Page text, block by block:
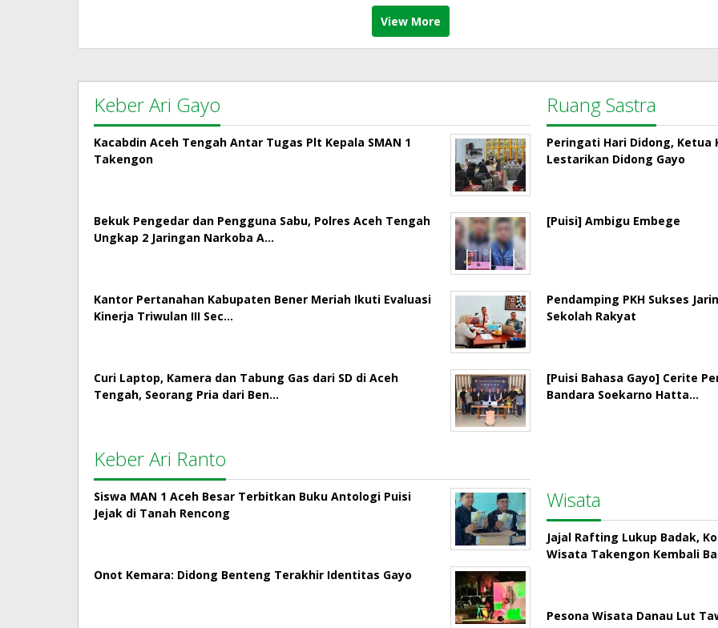
View More
Keber Ari Gayo
Kacabdin Aceh Tengah Antar Tugas Plt Kepala SMAN 1
Takengon
Bekuk Pengedar dan Pengguna Sabu, Polres Aceh Tengah
Ungkap 2 Jaringan Narkoba A…
Kantor Pertanahan Kabupaten Bener Meriah Ikuti Evaluasi
Kinerja Triwulan III Sec…
Curi Laptop, Kamera dan Tabung Gas dari SD di Aceh
Tengah, Seorang Pria dari Ben…
Keber Ari Ranto
Siswa MAN 1 Aceh Besar Terbitkan Buku Antologi Puisi
Jejak di Tanah Rencong
Onot Kemara: Didong Benteng Terakhir Identitas Gayo
Ruang Sastra
Peringati Hari Didong, Ketua
Lestarikan Didong Gayo
[Puisi] Ambigu Embege
Pendamping PKH Sukses
Sekolah Rakyat
[Puisi Bahasa Gayo] Cerite
Bandara Soekarno Hatta…
Wisata
Jajal Rafting Lukup Badak,
Wisata Takengon Kembali
Pesona Wisata Danau Lut